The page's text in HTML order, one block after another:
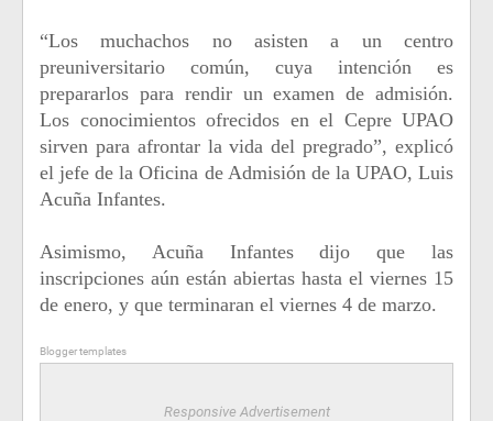
“Los muchachos no asisten a un centro
preuniversitario común, cuya intención es
prepararlos para rendir un examen de admisión.
Los conocimientos ofrecidos en el Cepre UPAO
sirven para afrontar la vida del pregrado”, explicó
el jefe de la Oficina de Admisión de la UPAO, Luis
Acuña Infantes.
Asimismo, Acuña Infantes dijo que las
inscripciones aún están abiertas hasta el viernes 15
de enero, y que terminaran el viernes 4 de marzo.
Blogger templates
Responsive Advertisement